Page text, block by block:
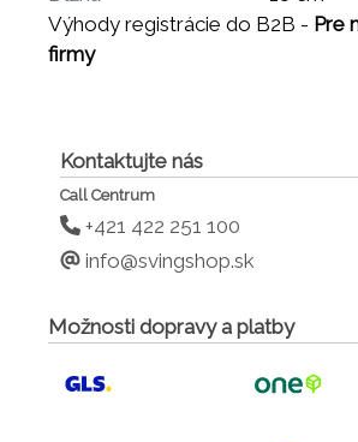
Výhody registrácie do B2B - Pre
firmy
Kontaktujte nás
Call Centrum
+421 422 251 100
info@svingshop.sk
Možnosti dopravy a platby